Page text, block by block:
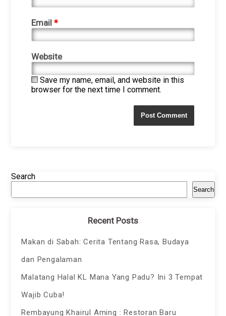
Email*
Website
Save my name, email, and website in this
browser for the next time I comment.
Search
Search
Recent Posts
Makan di Sabah: Cerita Tentang Rasa, Budaya
dan Pengalaman
Malatang Halal KL Mana Yang Padu? Ini 3 Tempat
Wajib Cuba!
Rembayung Khairul Aming : Restoran Baru